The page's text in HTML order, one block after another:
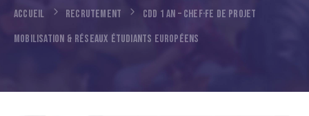
ACCUEIL RECRUTEMENT
CDD 1 AN – CHEF·FE DE PROJET
MOBILISATION & RÉSEAUX ÉTUDIANTS EUROPÉENS